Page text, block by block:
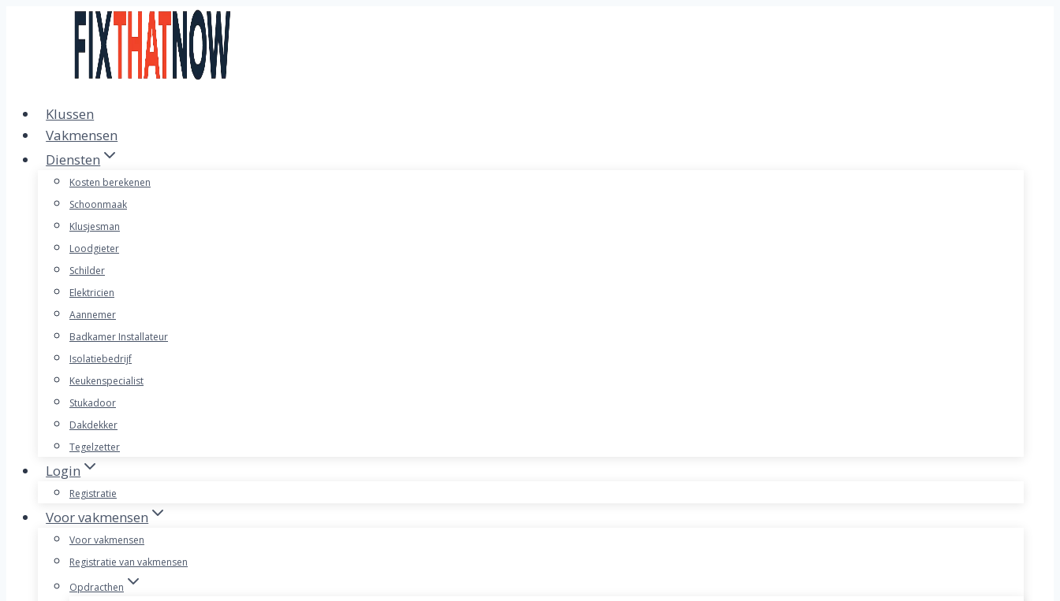
Klussen
Vakmensen
Diensten
Kosten berekenen
Schoonmaak
Klusjesman
Loodgieter
Schilder
Elektricien
Aannemer
Badkamer Installateur
Isolatiebedrijf
Keukenspecialist
Stukadoor
Dakdekker
Tegelzetter
Login
Registratie
Voor vakmensen
Voor vakmensen
Registratie van vakmensen
Opdracthen